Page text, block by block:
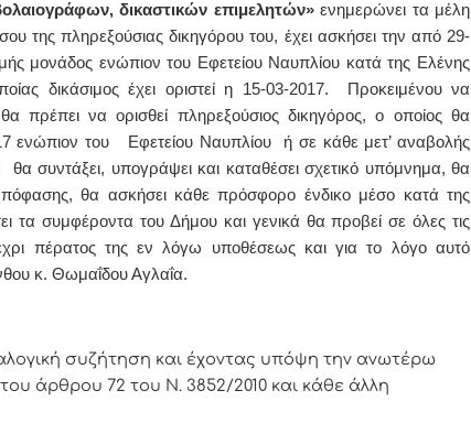
δικαστικών επιμελητών»ενημερώνει τα μέλη
της πληρεξούσιας δικηγόρου του, έχει ασκήσει την από 29-
μονάδος ενώπιον του Εφετείου Ναυπλίου κατά της Ελένης
δικάσιμος έχει οριστεί η 15-03-2017. Προκειμένου να
πρέπει να ορισθεί πληρεξούσιος δικηγόρος, ο οποίος θα
ενώπιον του Εφετείου Ναυπλίου ή σε κάθε μετ’ αναβολής
συντάξει, υπογράψει και καταθέσει σχετικό υπόμνημα, θα
θα ασκήσει κάθε πρόσφορο ένδικο μέσο κατά της
συμφέροντα του Δήμου και γενικά θα προβεί σε όλες τις
πέρατος της εν λόγω υποθέσεως και για το λόγο αυτό
κ. Θωμαΐδου Αγλαΐα.
συζήτηση και έχοντας υπόψη την ανωτέρω
του άρθρου 72 του Ν. 3852/2010 και κάθε άλλη